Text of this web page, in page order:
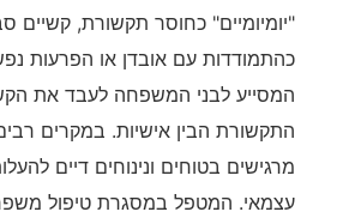
"יומיומיים" כחוסר תקשורת, קשיים
כהתמודדות עם אובדן או הפרעות
המסייע לבני המשפחה לעבד את
התקשורת הבין אישיות. במקרים
מרגישים בטוחים ונינוחים דיים
עצמאי. המטפל במסגרת טיפול